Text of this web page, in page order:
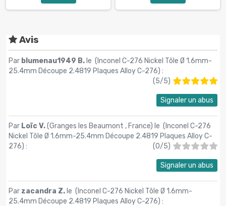
Avis
Par blumenau1949 B. le ( Inconel C-276 Nickel Tôle Ø 1.6mm-
25.4mm Découpe 2.4819 Plaques Alloy C-276) :
(5/5)
Signaler un abus
Par Loïc V.(Granges les Beaumont , France) le ( Inconel C-276
Nickel Tôle Ø 1.6mm-25.4mm Découpe 2.4819 Plaques Alloy C-
276) : (0/5)
Signaler un abus
Par zacandra Z. le ( Inconel C-276 Nickel Tôle Ø 1.6mm-
25.4mm Découpe 2.4819 Plaques Alloy C-276) :